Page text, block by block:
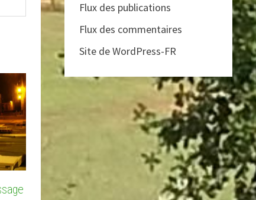
Flux des publications
Flux des commentaires
Site de WordPress-FR